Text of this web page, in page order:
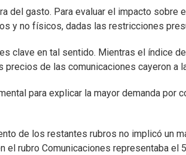
del gasto. Para evaluar el impacto
y no físicos, dadas las restricciones
clave en tal sentido. Mientras el índice
precios de las comunicaciones cayeron a
para explicar la mayor demanda por
de los restantes rubros no implicó un
el rubro Comunicaciones representaba el